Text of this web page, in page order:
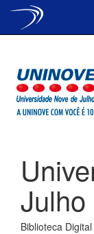
Julho
Biblioteca